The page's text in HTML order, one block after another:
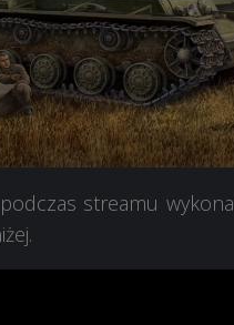
streamu